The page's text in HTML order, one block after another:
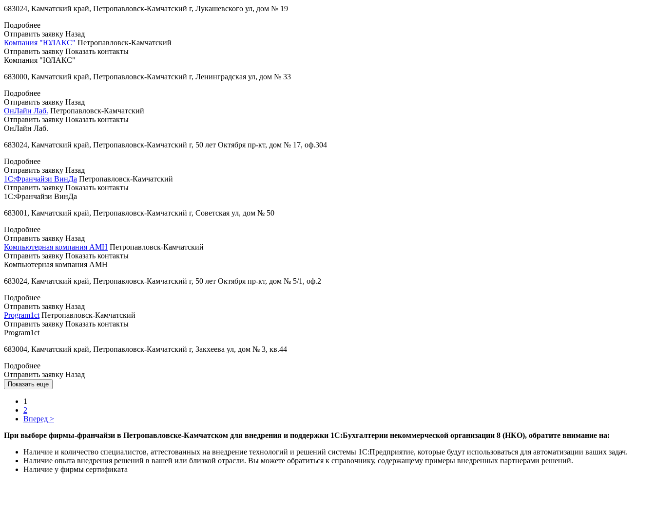
683024, Камчатский край, Петропавловск-Камчатский г, Лукашевского ул, дом № 19
Подробнее
Отправить заявку Назад
Компания "ЮЛАКС" Петропавловск-Камчатский
Отправить заявку Показать контакты
Компания "ЮЛАКС"
683000, Камчатский край, Петропавловск-Камчатский г, Ленинградская ул, дом № 33
Подробнее
Отправить заявку Назад
ОнЛайн Лаб. Петропавловск-Камчатский
Отправить заявку Показать контакты
ОнЛайн Лаб.
683024, Камчатский край, Петропавловск-Камчатский г, 50 лет Октября пр-кт, дом № 17, оф.304
Подробнее
Отправить заявку Назад
1С:Франчайзи ВинДа Петропавловск-Камчатский
Отправить заявку Показать контакты
1С:Франчайзи ВинДа
683001, Камчатский край, Петропавловск-Камчатский г, Советская ул, дом № 50
Подробнее
Отправить заявку Назад
Компьютерная компания АМН Петропавловск-Камчатский
Отправить заявку Показать контакты
Компьютерная компания АМН
683024, Камчатский край, Петропавловск-Камчатский г, 50 лет Октября пр-кт, дом № 5/1, оф.2
Подробнее
Отправить заявку Назад
Program1ct Петропавловск-Камчатский
Отправить заявку Показать контакты
Program1ct
683004, Камчатский край, Петропавловск-Камчатский г, Закхеева ул, дом № 3, кв.44
Подробнее
Отправить заявку Назад
Показать еще
1
2
Вперед >
При выборе фирмы-франчайзи в Петропавловске-Камчатском для внедрения и поддержки 1С:Бухгалтерии некоммерческой организации 8 (НКО), обратите внимание на:
Наличие и количество специалистов, аттестованных на внедрение технологий и решений системы 1С:Предприятие, которые будут использоваться для автоматизации ваших задач.
Наличие опыта внедрения решений в вашей или близкой отрасли. Вы можете обратиться к справочнику, содержащему примеры внедренных партнерами решений.
Наличие у фирмы сертификата